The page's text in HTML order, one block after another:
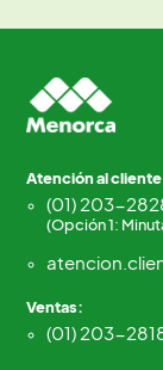
Atención al
(01) 203-
(Opción 1:
Ventas:
(01) 203-